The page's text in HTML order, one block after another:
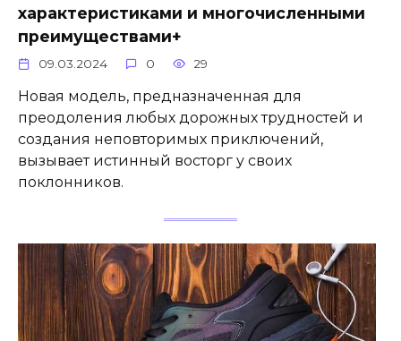
характеристиками и многочисленными
преимуществами+
09.03.2024 0 29
Новая модель, предназначенная для
преодоления любых дорожных трудностей и
создания неповторимых приключений,
вызывает истинный восторг у своих
поклонников.